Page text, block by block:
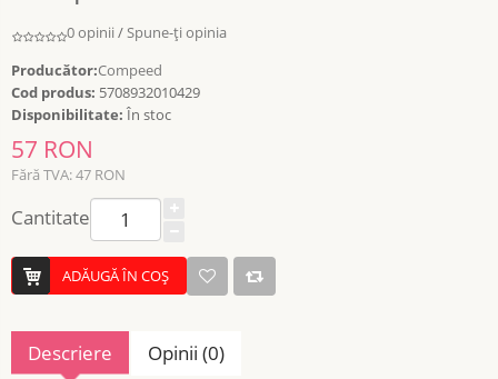
0 opinii /Spune-ţi opinia
Producător:Compeed
Cod produs: 5708932010429
Disponibilitate: În stoc
57 RON
Fără TVA: 47 RON
Cantitate
ADĂUGĂ ÎN COŞ
Descriere Opinii (0)